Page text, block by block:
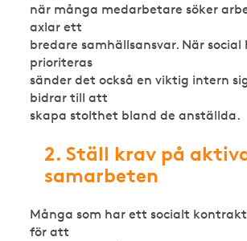
när många medarbetare söker
axlar ett
bredare samhällsansvar. När
prioriteras
sänder det också en viktig intern
bidrar till att
skapa stolthet bland de anställda.
2. Ställ krav på
samarbeten
Många som har ett socialt
för att